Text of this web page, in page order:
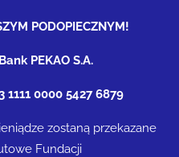
PODOPIECZNYM!
PEKAO S.A.
1111 0000 5427 6879
zostaną przekazane
Fundacji